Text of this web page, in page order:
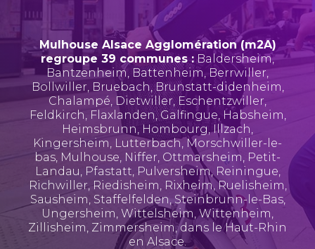
Mulhouse Alsace Agglomération (m2A)
regroupe 39 communes : Baldersheim,
Bantzenheim, Battenheim, Berrwiller,
Bollwiller, Bruebach,Brunstatt-didenheim,
Chalampé, Dietwiller, Eschentzwiller,
Feldkirch, Flaxlanden,Galfingue, Habsheim,
Heimsbrunn, Hombourg,Illzach,
Kingersheim, Lutterbach, Morschwiller-le-
bas, Mulhouse, Niffer, Ottmarsheim, Petit-
Landau, Pfastatt, Pulversheim, Reiningue,
Richwiller, Riedisheim, Rixheim,Ruelisheim,
Sausheim, Staffelfelden, Steinbrunn-le-Bas,
Ungersheim, Wittelsheim,Wittenheim,
Zillisheim, Zimmersheim, dans le Haut-Rhin
en Alsace.